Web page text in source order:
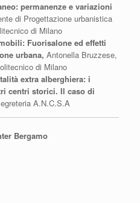
permanenze e variazioni
di Progettazione urbanistica
di Milano
Fuorisalone ed effetti
urbana, Antonella Bruzzese,
di Milano
extra alberghiera: i
centri storici. Il caso di
A.N.C.S.A
Bergamo